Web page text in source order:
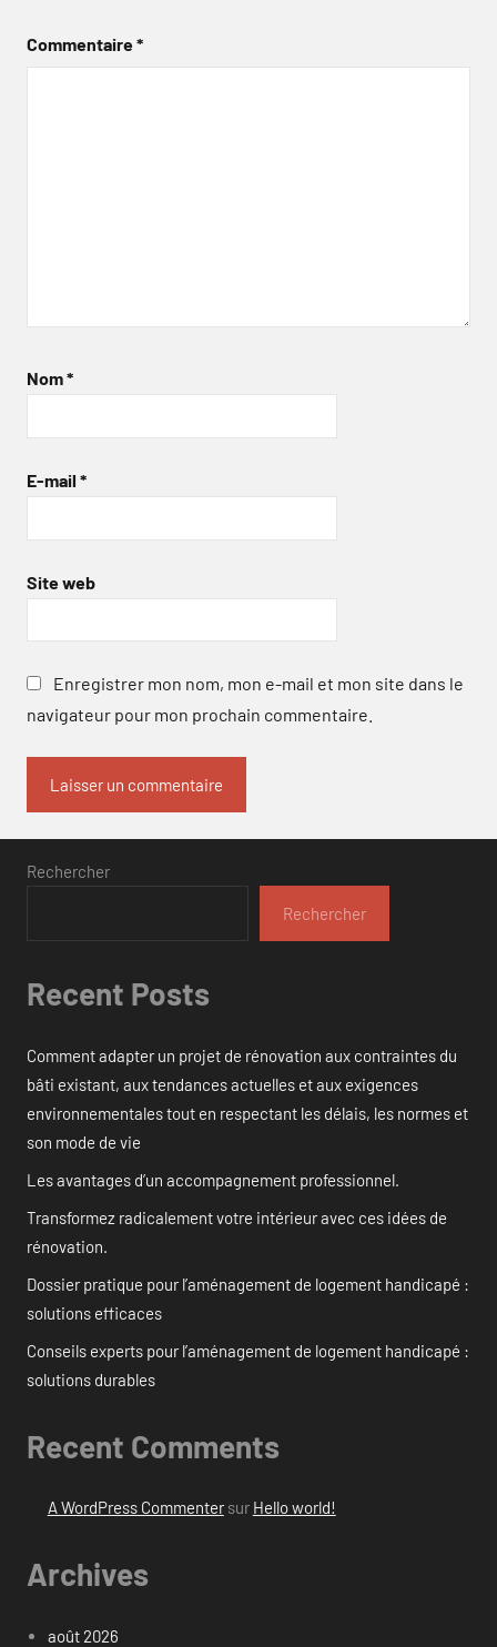
Commentaire*
Nom*
E-mail *
Site web
Enregistrer mon nom, mon e-mail et mon site dans le
navigateur pour mon prochain commentaire.
Rechercher
Rechercher
Recent Posts
Comment adapter un projet de rénovation aux contraintes du
bâti existant, aux tendances actuelles et aux exigences
environnementales tout en respectant les délais, les normes et
son mode de vie
Les avantages d’un accompagnement professionnel.
Transformez radicalement votre intérieur avec ces idées de
rénovation.
Dossier pratique pour l’aménagement de logement handicapé :
solutions efficaces
Conseils experts pour l’aménagement de logement handicapé :
solutions durables
Recent Comments
A WordPress Commentersur Hello world!
Archives
août 2026